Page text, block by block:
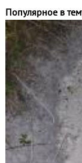
Популярное в